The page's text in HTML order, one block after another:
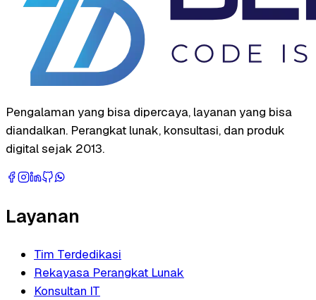
Pengalaman yang bisa dipercaya, layanan yang bisa
diandalkan. Perangkat lunak, konsultasi, dan produk
digital sejak 2013.
Layanan
Tim Terdedikasi
Rekayasa Perangkat Lunak
Konsultan IT